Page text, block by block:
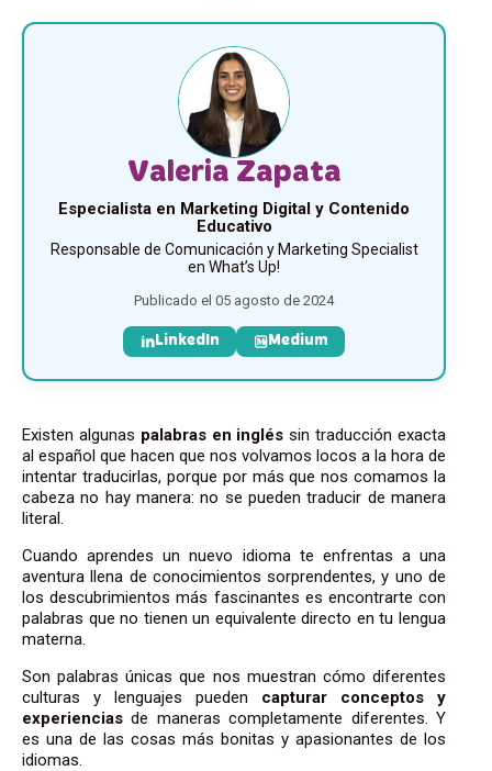
Valeria Zapata
Especialista en Marketing Digital y Contenido
Educativo
Responsable de Comunicación y Marketing Specialist
en What’s Up!
Publicado el 05 agosto de 2024
LinkedIn Medium
Existen algunas palabras en inglés sin traducción exacta
al español que hacen que nos volvamos locos a la hora de
intentar traducirlas, porque por más que nos comamos la
cabeza no hay manera: no se pueden traducir de manera
literal.
Cuando aprendes un nuevo idioma te enfrentas a una
aventura llena de conocimientos sorprendentes, y uno de
los descubrimientos más fascinantes es encontrarte con
palabras que no tienen un equivalente directo en tu lengua
materna.
Son palabras únicas que nos muestran cómo diferentes
culturas y lenguajes pueden capturar conceptos y
experienciasde maneras completamente diferentes. Y
es una de las cosas más bonitas y apasionantes de los
idiomas.